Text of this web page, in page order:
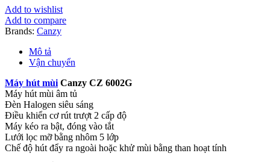
Add to wishlist
Add to compare
Brands: Canzy
Mô tả
Vận chuyển
Máy hút mùi Canzy CZ 6002G
Máy hút mùi âm tủ
Đèn Halogen siêu sáng
Điều khiển cơ rút trượt 2 cấp độ
Máy kéo ra bật, đóng vào tắt
Lưới lọc mỡ bằng nhôm 5 lớp
Chế độ hút đẩy ra ngoài hoặc khử mùi bằng than hoạt tính